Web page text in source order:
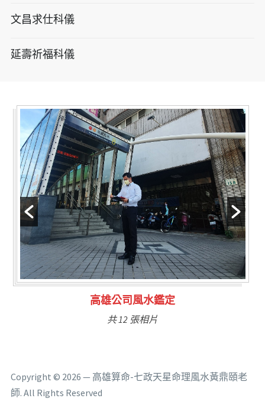
文昌求仕科儀
延壽祈福科儀
林氏福主量子生基造命
Copyright © 2026 — 高雄算命-七政天星命理風水黃鼎頤老
師. All Rights Reserved